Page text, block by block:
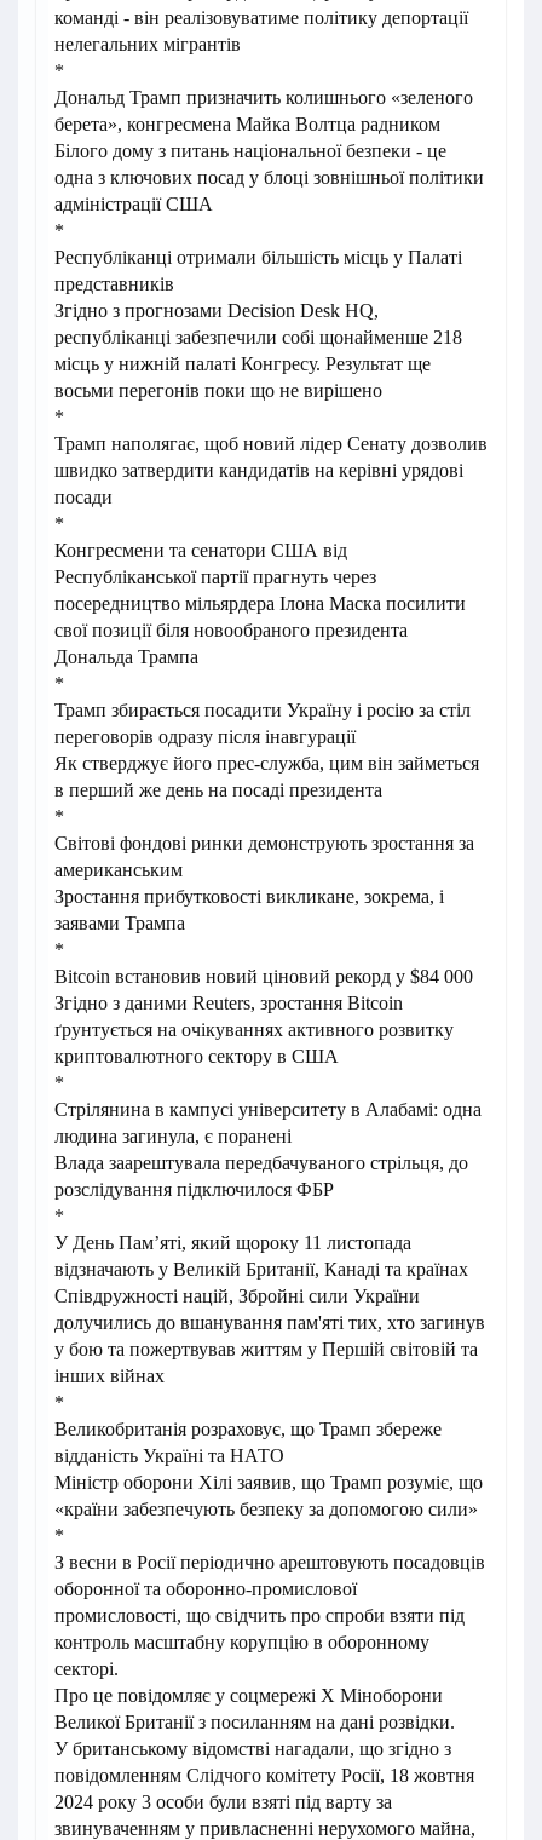
команді - він реалізовуватиме політику депортації
нелегальних мігрантів
*
Дональд Трамп призначить колишнього «зеленого
берета», конгресмена Майка Волтца радником
Білого дому з питань національної безпеки - це
одна з ключових посад у блоці зовнішньої політики
адміністрації США
*
Республіканці отримали більшість місць у Палаті
представників
Згідно з прогнозами Decision Desk HQ,
республіканці забезпечили собі щонайменше 218
місць у нижній палаті Конгресу. Результат ще
восьми перегонів поки що не вирішено
*
Трамп наполягає, щоб новий лідер Сенату дозволив
швидко затвердити кандидатів на керівні урядові
посади
*
Конгресмени та сенатори США від
Республіканської партії прагнуть через
посередництво мільярдера Ілона Маска посилити
свої позиції біля новообраного президента
Дональда Трампа
*
Трамп збирається посадити Україну і росію за стіл
переговорів одразу після інавгурації
Як стверджує його прес-служба, цим він займеться
в перший же день на посаді президента
*
Світові фондові ринки демонструють зростання за
американським
Зростання прибутковості викликане, зокрема, і
заявами Трампа
*
Bitcoin встановив новий ціновий рекорд у $84 000
Згідно з даними Reuters, зростання Bitcoin
ґрунтується на очікуваннях активного розвитку
криптовалютного сектору в США
*
Стрілянина в кампусі університету в Алабамі: одна
людина загинула, є поранені
Влада заарештувала передбачуваного стрільця, до
розслідування підключилося ФБР
*
У День Пам’яті, який щороку 11 листопада
відзначають у Великій Британії, Канаді та країнах
Співдружності націй, Збройні сили України
долучились до вшанування пам'яті тих, хто загинув
у бою та пожертвував життям у Першій світовій та
інших війнах
*
Великобританія розраховує, що Трамп збереже
відданість Україні та НАТО
Міністр оборони Хілі заявив, що Трамп розуміє, що
«країни забезпечують безпеку за допомогою сили»
*
З весни в Росії періодично арештовують посадовців
оборонної та оборонно-промислової
промисловості, що свідчить про спроби взяти під
контроль масштабну корупцію в оборонному
секторі.
Про це повідомляє у соцмережі X Міноборони
Великої Британії з посиланням на дані розвідки.
У британському відомстві нагадали, що згідно з
повідомленням Слідчого комітету Росії, 18 жовтня
2024 року 3 особи були взяті під варту за
звинуваченням у привласненні нерухомого майна,